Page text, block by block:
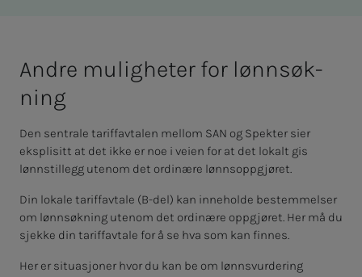
And­­­re mu­­­lig­he­­­ter for lønns­øk­­­
ning
Den sentrale tariffavtalen mellom SAN og Spekter sier
eksplisitt at det ikke er noe i veien for at det lokalt gis
lønnstillegg utenom det ordinære lønnsoppgjøret.
Din lokale tariffavtale (B-del) kan inneholde bestemmelser
om lønnsøkning utenom det ordinære oppgjøret. Her må du
sjekke din tariffavtale for å se hva som kan finnes.
Her er situasjoner hvor du kan be om lønnsvurdering